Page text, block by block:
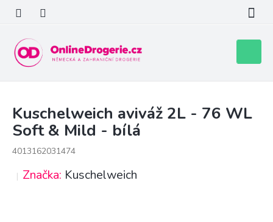
obsah
košík
Kuschelweich aviváž 2L - 76 WL
Soft & Mild - bílá
4013162031474
Značka: Kuschelweich